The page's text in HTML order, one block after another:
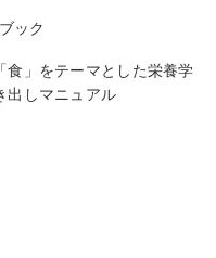
ック
食」をテーマとした栄養学
出しマニュアル